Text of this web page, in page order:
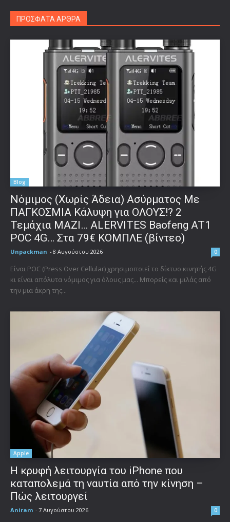
ΠΡΟΣΦΑΤΑ ΑΡΘΡΑ
Blog
Νόμιμος (Χωρίς Άδεια) Ασύρματος Με
ΠΑΓΚΟΣΜΙΑ Κάλυψη για ΟΛΟΥΣ!? 2
Τεμάχια ΜΑΖΙ… ALERVITES Baofeng AT1
POC 4G… Στα 79€ ΚΟΜΠΛΕ (βίντεο)
Unpackman - 8 Αυγούστου 2026 0
Είναι POC (Press Over Cellular) χρησιμοποιεί το δίκτυο κινητής 4G
κι είναι απόλυτα νόμιμος για όλους μας... Μπορείς και μιλάς από
την μια άκρη της...
Apple
Η κρυφή λειτουργία του iPhone που
καταπολεμά τη ναυτία από την κίνηση –
Πώς λειτουργεί
Aniram - 7 Αυγούστου 2026 0